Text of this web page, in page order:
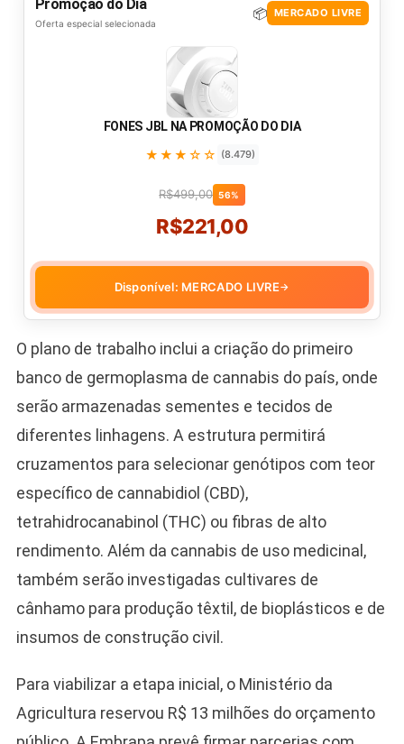
Promoção do Dia
Oferta especial selecionada
📦 MERCADO LIVRE
FONES JBL NA PROMOÇÃO DO DIA
★★★☆☆ (8.479)
R$499,00 56%
R$221,00
Disponível: MERCADO LIVRE→
O plano de trabalho inclui a criação do primeiro
banco de germoplasma de cannabis do país, onde
serão armazenadas sementes e tecidos de
diferentes linhagens. A estrutura permitirá
cruzamentos para selecionar genótipos com teor
específico de cannabidiol (CBD),
tetrahidrocanabinol (THC) ou fibras de alto
rendimento. Além da cannabis de uso medicinal,
também serão investigadas cultivares de
cânhamo para produção têxtil, de bioplásticos e de
insumos de construção civil.
Para viabilizar a etapa inicial, o Ministério da
Agricultura reservou R$ 13 milhões do orçamento